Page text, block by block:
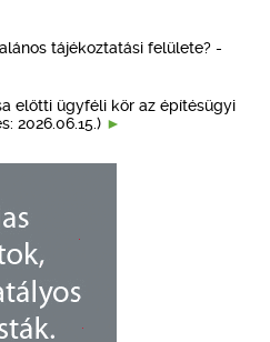
tájékoztatási felülete? -
előtti ügyféli kör az építésügyi
2026.06.15.)